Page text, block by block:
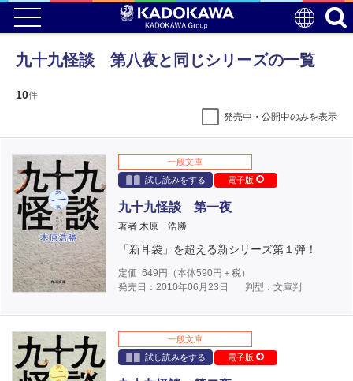
九十九怪談 第八夜と同じシリーズの一覧
10件
発売中・公開中のみを表示
一般文庫
試し読みをする
電子版
九十九怪談 第一夜
著者 木原 浩勝
「新耳袋」を超える新シリーズ第１弾！
定価 649 円（本体590円＋税）
発売日：2010年06月23日
判型：文庫判
一般文庫
試し読みをする
電子版